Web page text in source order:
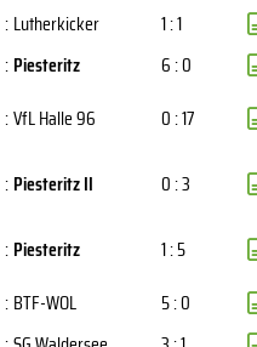
: Lutherkicker
1 : 1
: Piesteritz
6 : 0
:VfL Halle 96
0 : 17
: Piesteritz II
0 : 3
: Piesteritz
1 : 5
: BTF-WOL
5 : 0